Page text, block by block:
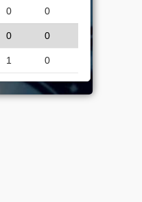
0 0
0 0
1 0